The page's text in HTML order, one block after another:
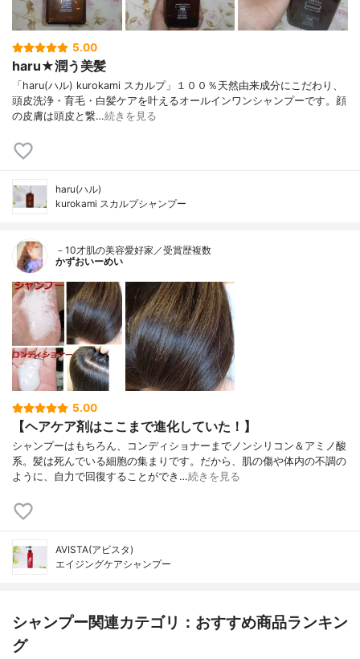
5.00
haru★潤う美髪
「haru(ハル) kurokami スカルプ」１００％天然由来成分にこだわり、
頭皮洗浄・育毛・白髪ケアを叶えるオールインワンシャンプーです。顔
の皮膚は頭皮と繋…続きを見る
haru(ハル)
kurokami スカルプシャンプー
－10才肌の美容愛好家／受賞歴複数
かずおいーめい
5.00
【ヘアケア剤はここまで進化していた！】
シャンプーはもちろん、コンディショナーまでノンシリコン＆アミノ酸
系。髪は死んでいる細胞の集まりです。だから、肌の傷や体内の不調の
ように、自力で回復することができ…続きを見る
AVISTA(アビスタ)
エイジングケアシャンプー
シャンプー関連カテゴリ：おすすめ商品ランキン
グ